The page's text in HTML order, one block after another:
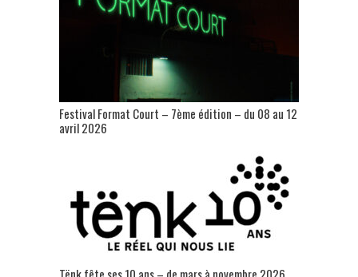
Festival Format Court – 7ème édition – du 08 au 12
avril 2026